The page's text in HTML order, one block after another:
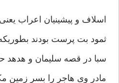
اسلاف و پیشینیان اعراب
ثمود بت پرست بودند
سبا در قصه سلیمان و هدهد
مادر وی هاجر را بسر زمین